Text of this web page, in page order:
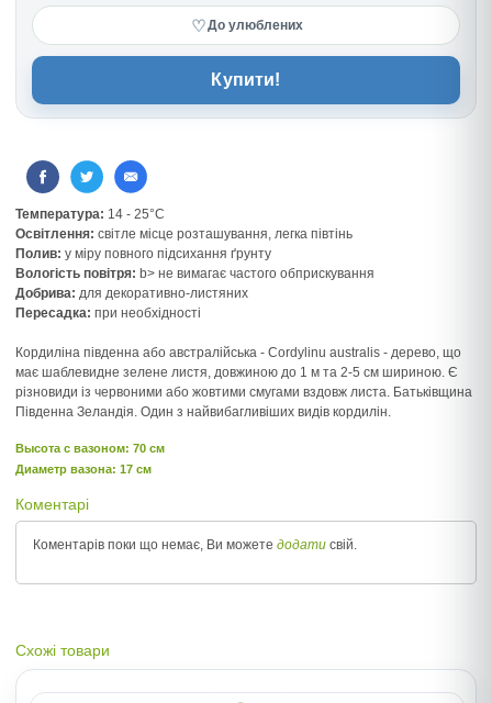
♡До улюблених
Купити!
Температура: 14 - 25°C
Освітлення: світле місце розташування, легка півтінь
Полив: у міру повного підсихання ґрунту
Вологість повітря: b> не вимагає частого обприскування
Добрива: для декоративно-листяних
Пересадка: при необхідності
Кордиліна південна або австралійська - Cordylinu australis - дерево, що
має шаблевидне зелене листя, довжиною до 1 м та 2-5 см шириною. Є
різновиди із червоними або жовтими смугами вздовж листа. Батьківщина
Південна Зеландія. Один з найвибагливіших видів кордилін.
Высота c вазоном: 70 см
Диаметр вазона: 17 см
Коментарі
Коментарів поки що немає, Ви можете додати свій.
Схожі товари